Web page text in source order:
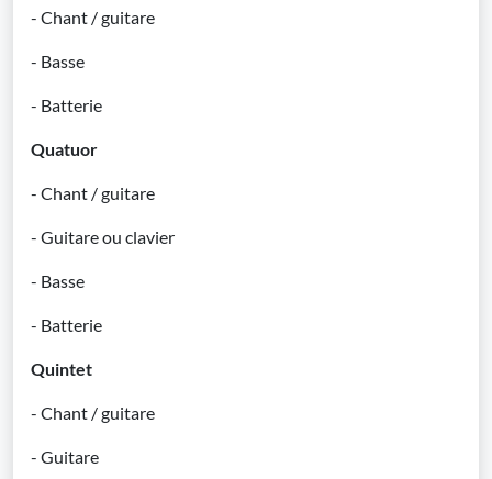
- Chant / guitare
- Basse
- Batterie
Quatuor
- Chant / guitare
- Guitare ou clavier
- Basse
- Batterie
Quintet
- Chant / guitare
- Guitare